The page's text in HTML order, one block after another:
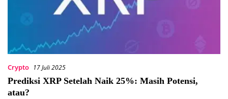
Crypto 17 Juli 2025
Prediksi XRP Setelah Naik 25%: Masih Potensi,
atau?